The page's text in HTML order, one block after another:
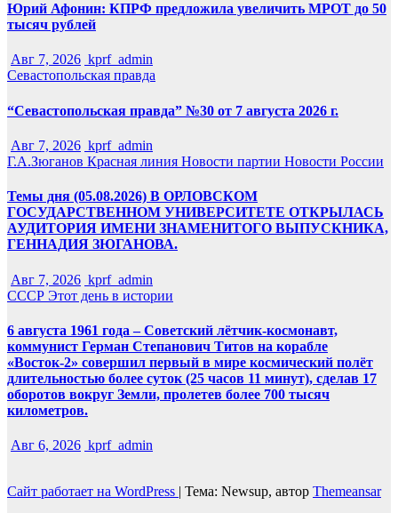
Юрий Афонин: КПРФ предложила увеличить МРОТ до 50
тысяч рублей
Авг 7, 2026 kprf_admin
Севастопольская правда
“Севастопольская правда” №30 от 7 августа 2026 г.
Авг 7, 2026 kprf_admin
Г.А.Зюганов Красная линия Новости партии Новости России
Темы дня (05.08.2026) В ОРЛОВСКОМ
ГОСУДАРСТВЕННОМ УНИВЕРСИТЕТЕ ОТКРЫЛАСЬ
АУДИТОРИЯ ИМЕНИ ЗНАМЕНИТОГО ВЫПУСКНИКА,
ГЕННАДИЯ ЗЮГАНОВА.
Авг 7, 2026 kprf_admin
СССР Этот день в истории
6 августа 1961 года – Советский лётчик-космонавт,
коммунист Герман Степанович Титов на корабле
«Восток-2» совершил первый в мире космический полёт
длительностью более суток (25 часов 11 минут), сделав 17
оборотов вокруг Земли, пролетев более 700 тысяч
километров.
Авг 6, 2026 kprf_admin
Сайт работает на WordPress | Тема: Newsup, автор Themeansar